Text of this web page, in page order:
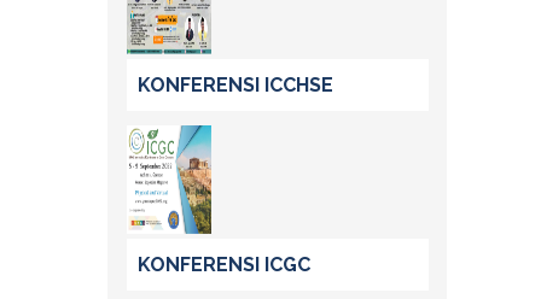
KONFERENSI ICCHSE
KONFERENSI ICGC